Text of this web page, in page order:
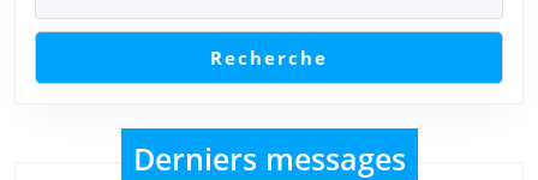
Recherche
Derniers messages